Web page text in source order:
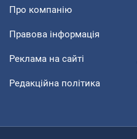
Про компанію
Правова інформація
Реклама на сайті
Редакційна політика